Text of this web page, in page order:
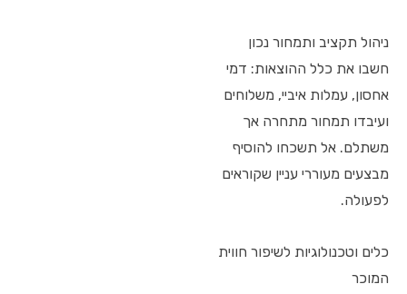
ניהול תקציב ותמחור נכון
חשבו את כלל ההוצאות: דמי
אחסון, עמלות איביי, משלוחים
ועיבדו תמחור מתחרה אך
משתלם. אל תשכחו להוסיף
מבצעים מעוררי עניין שקוראים
לפעולה.
כלים וטכנולוגיות לשיפור חווית
המוכר